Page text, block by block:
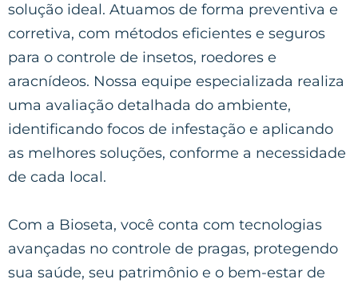
solução ideal. Atuamos de forma preventiva e
corretiva, com métodos eficientes e seguros
para o controle de insetos, roedores e
aracnídeos. Nossa equipe especializada realiza
uma avaliação detalhada do ambiente,
identificando focos de infestação e aplicando
as melhores soluções, conforme a necessidade
de cada local.
Com a Bioseta, você conta com tecnologias
avançadas no controle de pragas, protegendo
sua saúde, seu patrimônio e o bem-estar de